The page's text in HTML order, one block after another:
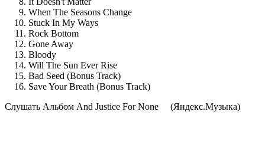
When The Seasons Change
Stuck In My Ways
Rock Bottom
Gone Away
Bloody
Will The Sun Ever Rise
Bad Seed (Bonus Track)
Save Your Breath (Bonus Track)
Cлушать Альбом And Justice For None
(Яндекс.Музыка)